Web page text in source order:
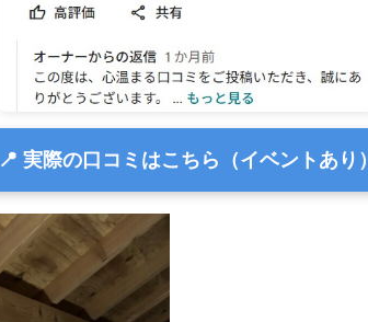
📍 実際の口コミはこちら（イベントあり）